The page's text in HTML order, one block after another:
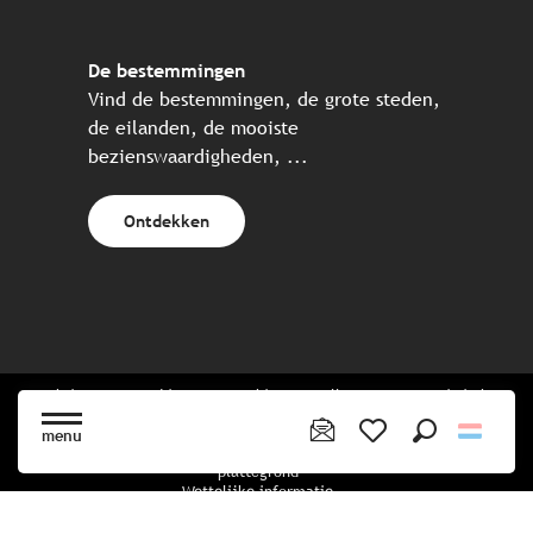
menu
De bestemmingen
Vind de bestemmingen, de grote steden,
de eilanden, de mooiste
bezienswaardigheden, ...
Ontdekken
Website gecreëerd in samenwerking met alle Bretonse toeristische
plattegrond
Wettelijke informatie